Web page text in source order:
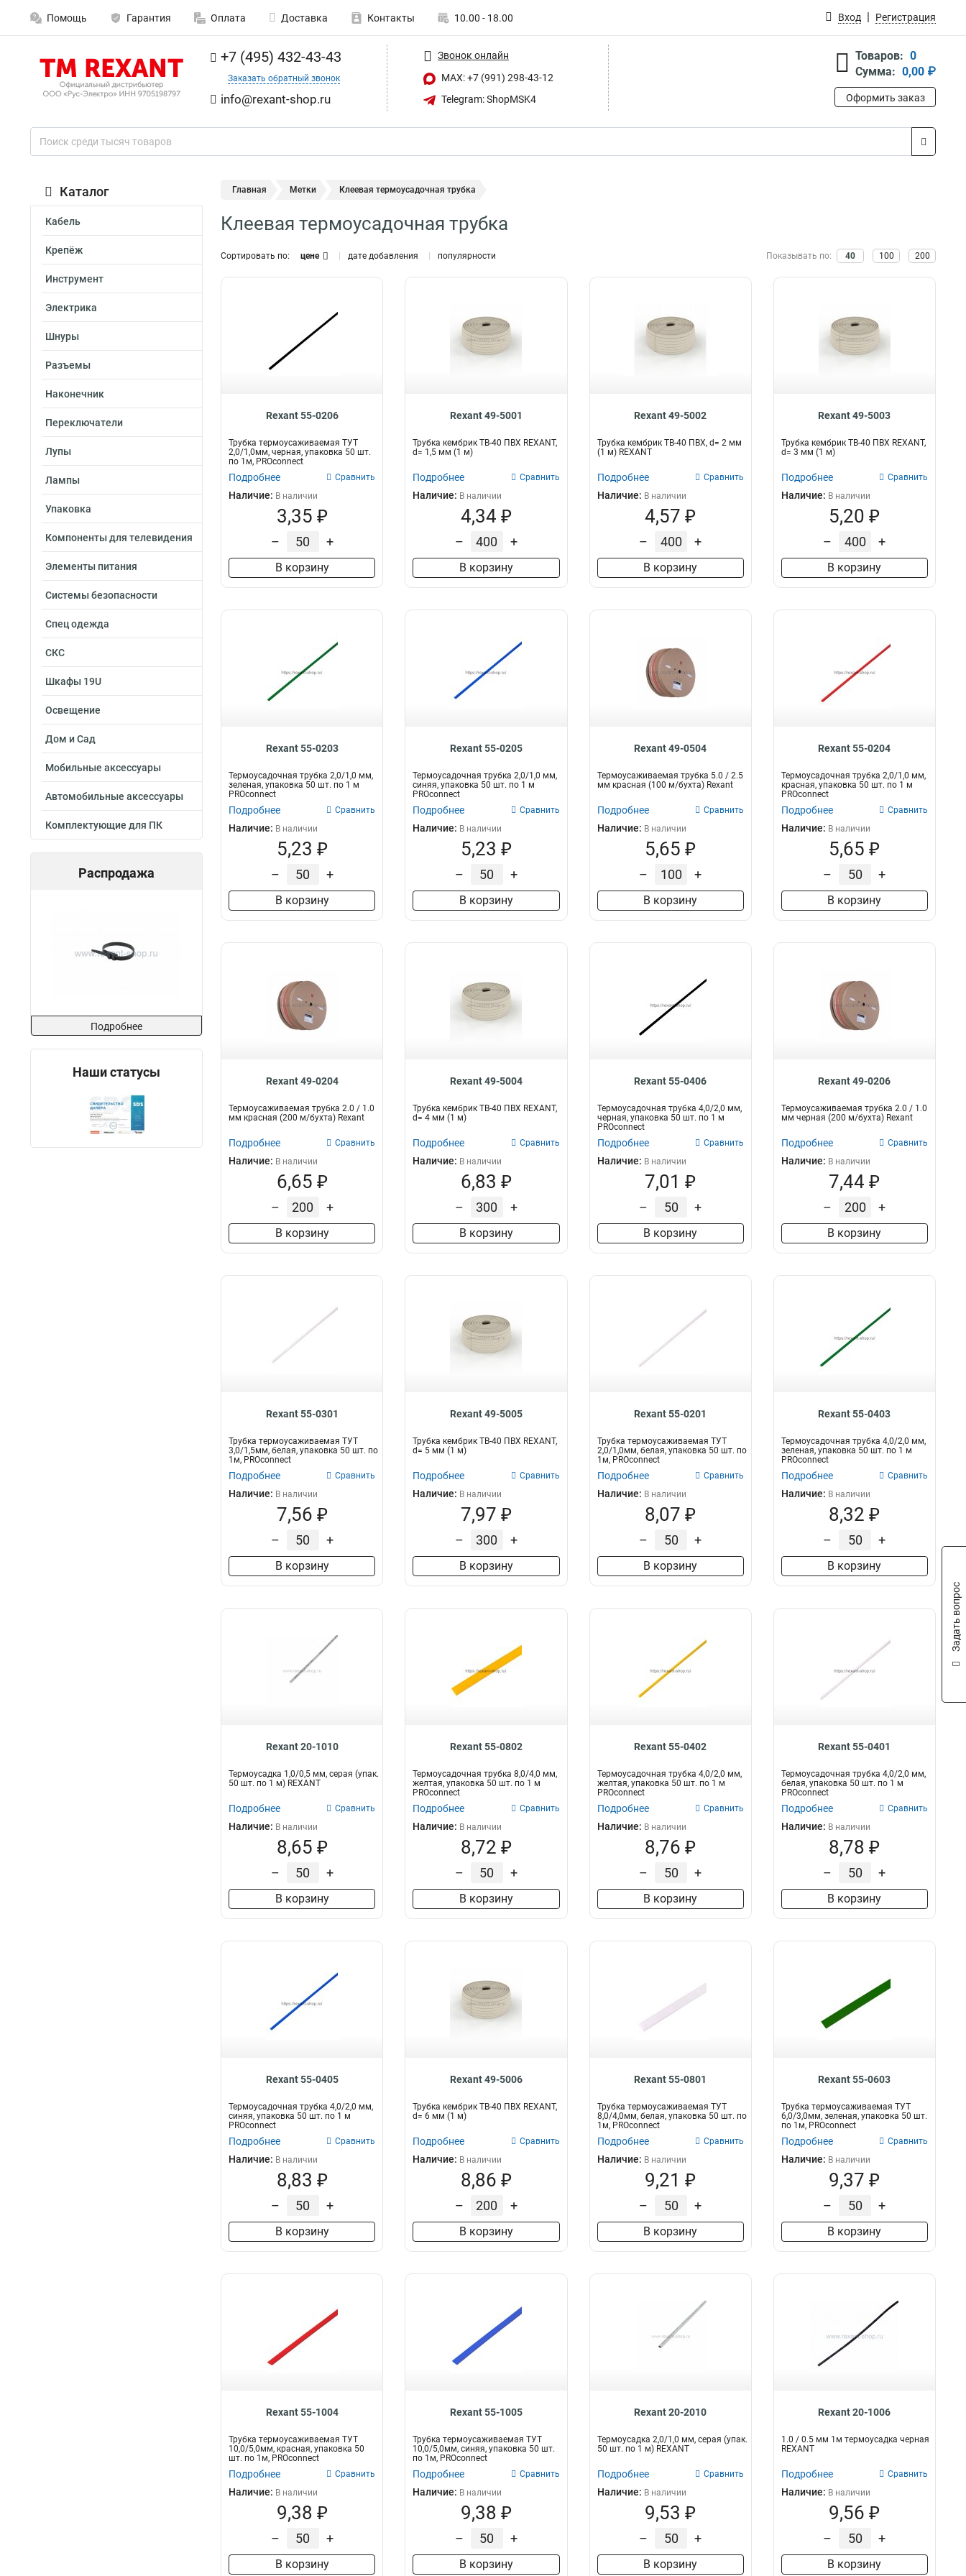
Помощь Гарантия Оплата Доставка Контакты 10.00 - 18.00 Вход Регистрация
+7 (495) 432-43-43
Заказать обратный звонок
info@rexant-shop.ru
Звонок онлайн
MAX: +7 (991) 298-43-12
Telegram: ShopMSK4
Товаров: 0
Сумма: 0,00 ₽
Оформить заказ
Каталог
Кабель
Крепёж
Инструмент
Электрика
Шнуры
Разъемы
Наконечник
Переключатели
Лупы
Лампы
Упаковка
Компоненты для телевидения
Элементы питания
Системы безопасности
Спец одежда
СКС
Шкафы 19U
Освещение
Дом и Сад
Мобильные аксессуары
Автомобильные аксессуары
Комплектующие для ПК
Распродажа
Подробнее
Наши статусы
Главная Метки Клеевая термоусадочная трубка
Клеевая термоусадочная трубка
Сортировать по: цене дате добавления популярности Показывать по: 40 100 200
Rexant 55-0206
Трубка термоусаживаемая ТУТ
2,0/1,0мм, черная, упаковка 50 шт.
по 1м, PROconnect
Подробнее Сравнить
Наличие: В наличии
3,35 ₽
– +
В корзину
Rexant 49-5001
Трубка кембрик ТВ-40 ПВХ REXANT,
d= 1,5 мм (1 м)
Подробнее Сравнить
Наличие: В наличии
4,34 ₽
– +
В корзину
Rexant 49-5002
Трубка кембрик ТВ-40 ПВХ, d= 2 мм
(1 м) REXANT
Подробнее Сравнить
Наличие: В наличии
4,57 ₽
– +
В корзину
Rexant 49-5003
Трубка кембрик ТВ-40 ПВХ REXANT,
d= 3 мм (1 м)
Подробнее Сравнить
Наличие: В наличии
5,20 ₽
– +
В корзину
Rexant 55-0203
Термоусадочная трубка 2,0/1,0 мм,
зеленая, упаковка 50 шт. по 1 м
PROconnect
Подробнее Сравнить
Наличие: В наличии
5,23 ₽
– +
В корзину
Rexant 55-0205
Термоусадочная трубка 2,0/1,0 мм,
синяя, упаковка 50 шт. по 1 м
PROconnect
Подробнее Сравнить
Наличие: В наличии
5,23 ₽
– +
В корзину
Rexant 49-0504
Термоусаживаемая трубка 5.0 / 2.5
мм красная (100 м/бухта) Rexant
Подробнее Сравнить
Наличие: В наличии
5,65 ₽
– +
В корзину
Rexant 55-0204
Термоусадочная трубка 2,0/1,0 мм,
красная, упаковка 50 шт. по 1 м
PROconnect
Подробнее Сравнить
Наличие: В наличии
5,65 ₽
– +
В корзину
Rexant 49-0204
Термоусаживаемая трубка 2.0 / 1.0
мм красная (200 м/бухта) Rexant
Подробнее Сравнить
Наличие: В наличии
6,65 ₽
– +
В корзину
Rexant 49-5004
Трубка кембрик ТВ-40 ПВХ REXANT,
d= 4 мм (1 м)
Подробнее Сравнить
Наличие: В наличии
6,83 ₽
– +
В корзину
Rexant 55-0406
Термоусадочная трубка 4,0/2,0 мм,
черная, упаковка 50 шт. по 1 м
PROconnect
Подробнее Сравнить
Наличие: В наличии
7,01 ₽
– +
В корзину
Rexant 49-0206
Термоусаживаемая трубка 2.0 / 1.0
мм черная (200 м/бухта) Rexant
Подробнее Сравнить
Наличие: В наличии
7,44 ₽
– +
В корзину
Rexant 55-0301
Трубка термоусаживаемая ТУТ
3,0/1,5мм, белая, упаковка 50 шт. по
1м, PROconnect
Подробнее Сравнить
Наличие: В наличии
7,56 ₽
– +
В корзину
Rexant 49-5005
Трубка кембрик ТВ-40 ПВХ REXANT,
d= 5 мм (1 м)
Подробнее Сравнить
Наличие: В наличии
7,97 ₽
– +
В корзину
Rexant 55-0201
Трубка термоусаживаемая ТУТ
2,0/1,0мм, белая, упаковка 50 шт. по
1м, PROconnect
Подробнее Сравнить
Наличие: В наличии
8,07 ₽
– +
В корзину
Rexant 55-0403
Термоусадочная трубка 4,0/2,0 мм,
зеленая, упаковка 50 шт. по 1 м
PROconnect
Подробнее Сравнить
Наличие: В наличии
8,32 ₽
– +
В корзину
Rexant 20-1010
Термоусадка 1,0/0,5 мм, серая (упак.
50 шт. по 1 м) REXANT
Подробнее Сравнить
Наличие: В наличии
8,65 ₽
– +
В корзину
Rexant 55-0802
Термоусадочная трубка 8,0/4,0 мм,
желтая, упаковка 50 шт. по 1 м
PROconnect
Подробнее Сравнить
Наличие: В наличии
8,72 ₽
– +
В корзину
Rexant 55-0402
Термоусадочная трубка 4,0/2,0 мм,
желтая, упаковка 50 шт. по 1 м
PROconnect
Подробнее Сравнить
Наличие: В наличии
8,76 ₽
– +
В корзину
Rexant 55-0401
Термоусадочная трубка 4,0/2,0 мм,
белая, упаковка 50 шт. по 1 м
PROconnect
Подробнее Сравнить
Наличие: В наличии
8,78 ₽
– +
В корзину
Rexant 55-0405
Термоусадочная трубка 4,0/2,0 мм,
синяя, упаковка 50 шт. по 1 м
PROconnect
Подробнее Сравнить
Наличие: В наличии
8,83 ₽
– +
В корзину
Rexant 49-5006
Трубка кембрик ТВ-40 ПВХ REXANT,
d= 6 мм (1 м)
Подробнее Сравнить
Наличие: В наличии
8,86 ₽
– +
В корзину
Rexant 55-0801
Трубка термоусаживаемая ТУТ
8,0/4,0мм, белая, упаковка 50 шт. по
1м, PROconnect
Подробнее Сравнить
Наличие: В наличии
9,21 ₽
– +
В корзину
Rexant 55-0603
Трубка термоусаживаемая ТУТ
6,0/3,0мм, зеленая, упаковка 50 шт.
по 1м, PROconnect
Подробнее Сравнить
Наличие: В наличии
9,37 ₽
– +
В корзину
Rexant 55-1004
Трубка термоусаживаемая ТУТ
10,0/5,0мм, красная, упаковка 50
шт. по 1м, PROconnect
Подробнее Сравнить
Наличие: В наличии
9,38 ₽
– +
В корзину
Rexant 55-1005
Трубка термоусаживаемая ТУТ
10,0/5,0мм, синяя, упаковка 50 шт.
по 1м, PROconnect
Подробнее Сравнить
Наличие: В наличии
9,38 ₽
– +
В корзину
Rexant 20-2010
Термоусадка 2,0/1,0 мм, серая (упак.
50 шт. по 1 м) REXANT
Подробнее Сравнить
Наличие: В наличии
9,53 ₽
– +
В корзину
Rexant 20-1006
1.0 / 0.5 мм 1м термоусадка черная
REXANT
Подробнее Сравнить
Наличие: В наличии
9,56 ₽
– +
В корзину
Задать вопрос